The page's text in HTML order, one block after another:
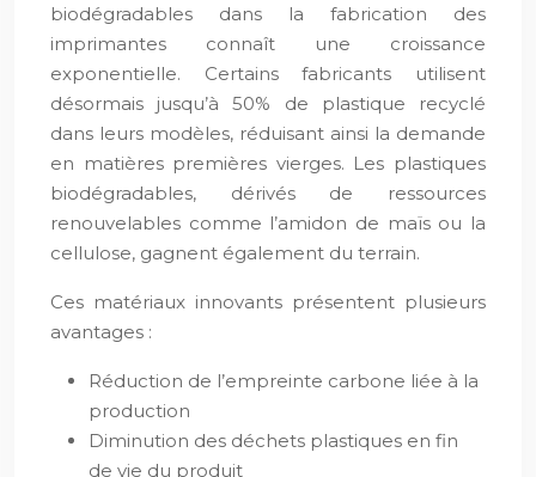
biodégradables dans la fabrication des
imprimantes connaît une croissance
exponentielle. Certains fabricants utilisent
désormais jusqu’à 50% de plastique recyclé
dans leurs modèles, réduisant ainsi la demande
en matières premières vierges. Les plastiques
biodégradables, dérivés de ressources
renouvelables comme l’amidon de maïs ou la
cellulose, gagnent également du terrain.
Ces matériaux innovants présentent plusieurs
avantages :
Réduction de l’empreinte carbone liée à la
production
Diminution des déchets plastiques en fin
de vie du produit